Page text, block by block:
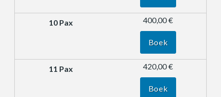
400,00 €
Boek
420,00 €
Boek